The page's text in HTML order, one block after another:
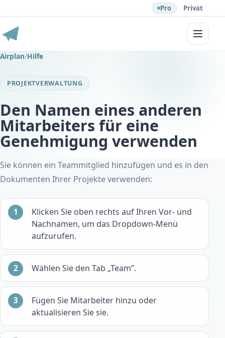
Pro Privat
Menü
Airplan/Hilfe
PROJEKTVERWALTUNG
Den Namen eines anderen
Mitarbeiters für eine
Genehmigung verwenden
Sie können ein Teammitglied hinzufügen und es in den
Dokumenten Ihrer Projekte verwenden:
Klicken Sie oben rechts auf Ihren Vor- und
Nachnamen, um das Dropdown-Menü
aufzurufen.
Wählen Sie den Tab „Team”.
Fügen Sie Mitarbeiter hinzu oder
aktualisieren Sie sie.